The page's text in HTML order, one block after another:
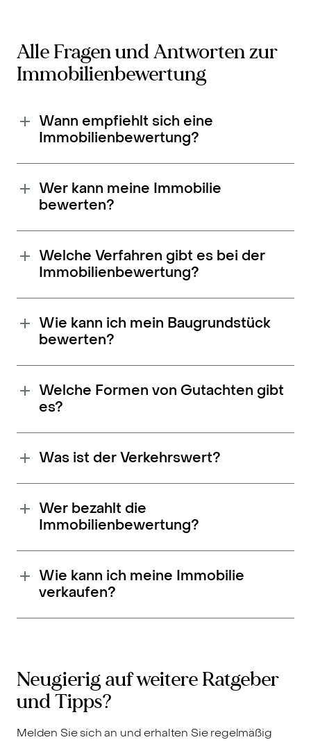
Alle Fragen und Antworten zur
Immobilienbewertung
Wann empfiehlt sich eine
Immobilienbewertung?
Wer kann meine Immobilie
bewerten?
Welche Verfahren gibt es bei der
Immobilienbewertung?
Wie kann ich mein Baugrundstück
bewerten?
Welche Formen von Gutachten gibt
es?
Was ist der Verkehrswert?
Wer bezahlt die
Immobilienbewertung?
Wie kann ich meine Immobilie
verkaufen?
Neugierig auf weitere Ratgeber
und Tipps?
Melden Sie sich an und erhalten Sie regelmäßig